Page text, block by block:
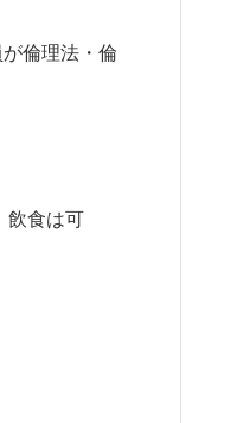
倫理法・倫
飲食は可